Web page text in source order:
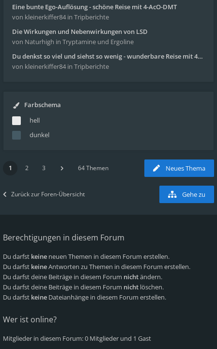
Eine bunte Ego-Auflösung - schöne Reise mit 4-AcO-DMT
von kleinerkiffer84 in Tripberichte
Die Wirkungen und Nebenwirkungen von LSD
von Naturhigh in Tryptamine und Ergoline
Du denkst so viel und siehst so wenig - wunderbare Reise mit 4g Pilze
von kleinerkiffer84 in Tripberichte
Farbschema
hell
dunkel
Neues Thema
1 2 3 64 Themen
Zurück zur Foren-Übersicht Gehe zu
Berechtigungen in diesem Forum
Du darfst keine neuen Themen in diesem Forum erstellen.
Du darfst keineAntworten zu Themen in diesem Forum erstellen.
Du darfst deine Beiträge in diesem Forum nichtändern.
Du darfst deine Beiträge in diesem Forum nicht löschen.
Du darfst keine Dateianhänge in diesem Forum erstellen.
Wer ist online?
Mitglieder in diesem Forum: 0 Mitglieder und 1 Gast